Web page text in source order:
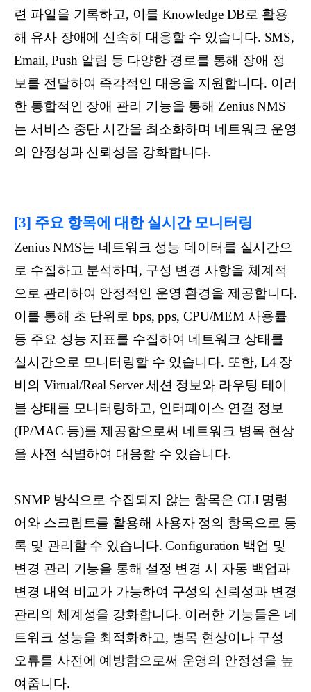
련 파일을 기록하고, 이를 Knowledge DB로 활용
해 유사 장애에 신속히 대응할 수 있습니다. SMS,
Email, Push 알림 등 다양한 경로를 통해 장애 정
보를 전달하여 즉각적인 대응을 지원합니다. 이러
한 통합적인 장애 관리 기능을 통해 Zenius NMS
는 서비스 중단 시간을 최소화하며 네트워크 운영
의 안정성과 신뢰성을 강화합니다.
[3] 주요 항목에 대한 실시간 모니터링
Zenius NMS는 네트워크 성능 데이터를 실시간으
로 수집하고 분석하며, 구성 변경 사항을 체계적
으로 관리하여 안정적인 운영 환경을 제공합니다.
이를 통해 초 단위로 bps, pps, CPU/MEM 사용률
등 주요 성능 지표를 수집하여 네트워크 상태를
실시간으로 모니터링할 수 있습니다. 또한, L4 장
비의 Virtual/Real Server 세션 정보와 라우팅 테이
블 상태를 모니터링하고, 인터페이스 연결 정보
(IP/MAC 등)를 제공함으로써 네트워크 병목 현상
을 사전 식별하여 대응할 수 있습니다.
SNMP 방식으로 수집되지 않는 항목은 CLI 명령
어와 스크립트를 활용해 사용자 정의 항목으로 등
록 및 관리할 수 있습니다. Configuration 백업 및
변경 관리 기능을 통해 설정 변경 시 자동 백업과
변경 내역 비교가 가능하여 구성의 신뢰성과 변경
관리의 체계성을 강화합니다. 이러한 기능들은 네
트워크 성능을 최적화하고, 병목 현상이나 구성
오류를 사전에 예방함으로써 운영의 안정성을 높
여줍니다.